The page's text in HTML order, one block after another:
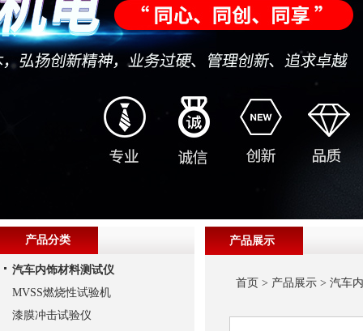
产品展示
首页 > 产品展示> 汽车
产品分类
汽车内饰材料测试仪
MVSS燃烧性试验机
漆膜冲击试验仪